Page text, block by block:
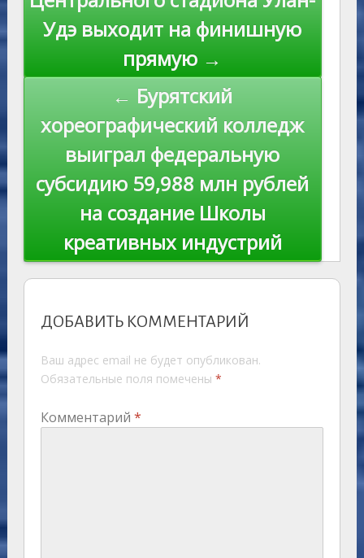
ki
записям
Удэ выходит на финишную
прямую →
← Бурятский
хореографический колледж
выиграл федеральную
субсидию 59,988 млн рублей
на создание Школы
креативных индустрий
ДОБАВИТЬ КОММЕНТАРИЙ
Ваш адрес email не будет опубликован.
Обязательные поля помечены *
Комментарий *